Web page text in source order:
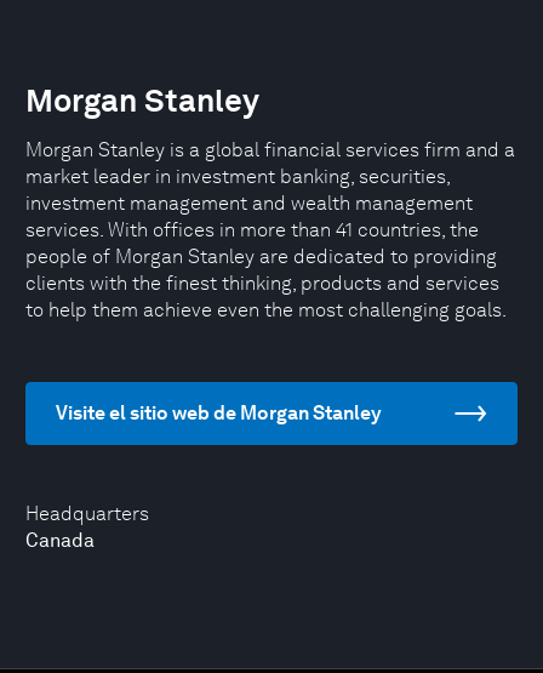
Headquarters
Canada
Morgan Stanley
Morgan Stanley is a global financial services firm and a
market leader in investment banking, securities,
investment management and wealth management
services. With offices in more than 41 countries, the
people of Morgan Stanley are dedicated to providing
clients with the finest thinking, products and services
to help them achieve even the most challenging goals.
Visite el sitio web de Morgan Stanley